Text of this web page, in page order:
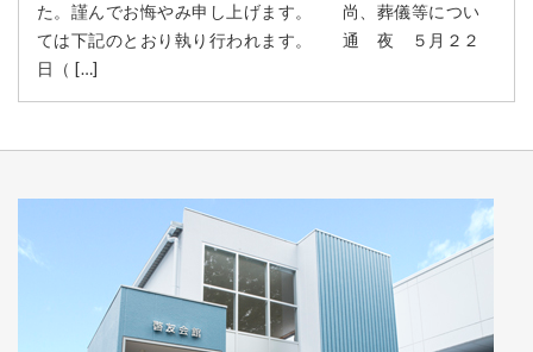
た。謹んでお悔やみ申し上げます。 尚、葬儀等につい
ては下記のとおり執り行われます。 通 夜 ５月２２
日（ […]